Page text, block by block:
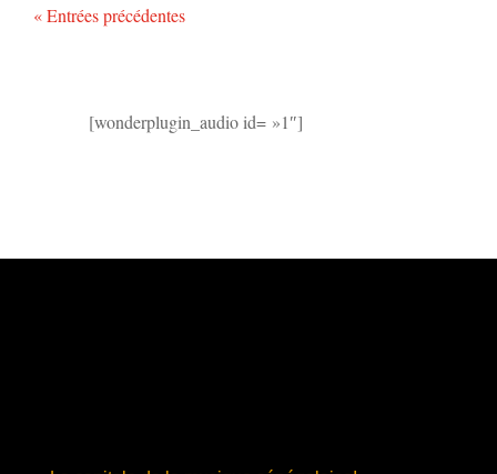
« Entrées précédentes
[wonderplugin_audio id= »1″]